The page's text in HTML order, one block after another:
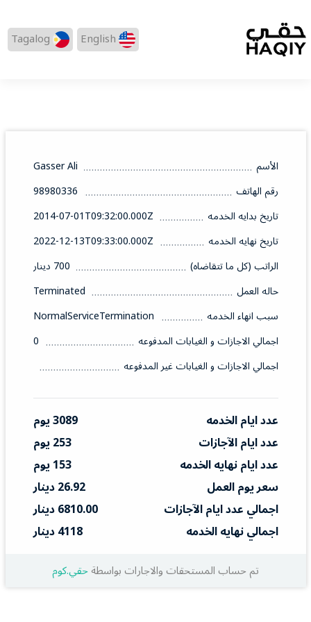
English
Tagalog
الأسم
Gasser Ali
رقم الهاتف
98980336
تاريخ بدايه الخدمه
2014-07-01T09:32:00.000Z
تاريخ نهايه الخدمه
2022-12-13T09:33:00.000Z
الراتب (كل ما تتقاضاه)
700 دينار
حاله العمل
Terminated
سبب انهاء الخدمه
NormalServiceTermination
اجمالي الاجازات و الغيابات المدفوعه
0
اجمالي الاجازات و الغيابات غير المدفوعه
عدد ايام الخدمه
3089 يوم
عدد ايام الآجازات
253 يوم
عدد ايام نهايه الخدمه
153 يوم
سعر يوم العمل
26.92 دينار
اجمالي عدد ايام الآجازات
6810.00 دينار
اجمالي نهايه الخدمه
4118 دينار
تم حساب المستحقات والاجارات بواسطةحقي.كوم